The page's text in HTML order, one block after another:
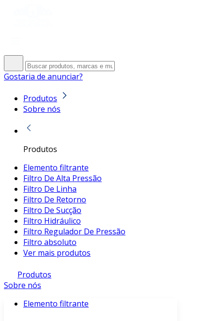
Gostaria de anunciar?
Produtos
Sobre nós
Produtos
Elemento filtrante
Filtro De Alta Pressão
Filtro De Linha
Filtro De Retorno
Filtro De Sucção
Filtro Hidráulico
Filtro Regulador De Pressão
Filtro absoluto
Ver mais produtos
Produtos
Sobre nós
Elemento filtrante